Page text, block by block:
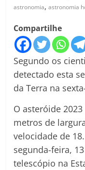
astronomia,astronomia
Compartilhe
Segundo os
detectado esta
da Terra na
O asteróide
metros de
velocidade de
segunda-feira,
telescópio na